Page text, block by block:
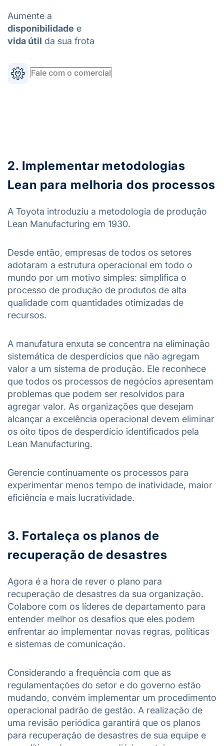
Aumente a
disponibilidade e
vida útil da sua frota
Fale com o comercial
2. Implementar metodologias
Lean para melhoria dos processos
A Toyota introduziu a metodologia de produção
Lean Manufacturing em 1930.
Desde então, empresas de todos os setores
adotaram a estrutura operacional em todo o
mundo por um motivo simples: simplifica o
processo de produção de produtos de alta
qualidade com quantidades otimizadas de
recursos.
A manufatura enxuta se concentra na eliminação
sistemática de desperdícios que não agregam
valor a um sistema de produção. Ele reconhece
que todos os processos de negócios apresentam
problemas que podem ser resolvidos para
agregar valor. As organizações que desejam
alcançar a excelência operacional devem eliminar
os oito tipos de desperdício identificados pela
Lean Manufacturing.
Gerencie continuamente os processos para
experimentar menos tempo de inatividade, maior
eficiência e mais lucratividade.
3. Fortaleça os planos de
recuperação de desastres
Agora é a hora de rever o plano para
recuperação de desastres da sua organização.
Colabore com os líderes de departamento para
entender melhor os desafios que eles podem
enfrentar ao implementar novas regras, políticas
e sistemas de comunicação.
Considerando a frequência com que as
regulamentações do setor e do governo estão
mudando, convém implementar um procedimento
operacional padrão de gestão. A realização de
uma revisão periódica garantirá que os planos
para recuperação de desastres de sua equipe e